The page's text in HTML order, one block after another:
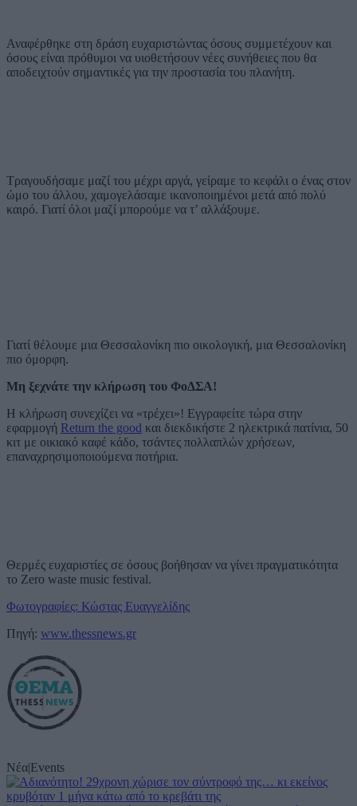
Αναφέρθηκε στη δράση ευχαριστώντας όσους συμμετέχουν και
όσους είναι πρόθυμοι να υιοθετήσουν νέες συνήθειες που θα
αποδειχτούν σημαντικές για την προστασία του πλανήτη.
Τραγουδήσαμε μαζί του μέχρι αργά, γείραμε το κεφάλι ο ένας στον
ώμο του άλλου, χαμογελάσαμε ικανοποιημένοι μετά από πολύ
καιρό. Γιατί όλοι μαζί μπορούμε να τ’ αλλάξουμε.
Γιατί θέλουμε μια Θεσσαλονίκη πιο οικολογική, μια Θεσσαλονίκη
πιο όμορφη.
Μη ξεχνάτε την κλήρωση του ΦοΔΣΑ!
Η κλήρωση συνεχίζει να «τρέχει»! Εγγραφείτε τώρα στην
εφαρμογή Return the good και διεκδικήστε 2 ηλεκτρικά πατίνια, 50
κιτ με οικιακό καφέ κάδο, τσάντες πολλαπλών χρήσεων,
επαναχρησιμοποιούμενα ποτήρια.
Θερμές ευχαριστίες σε όσους βοήθησαν να γίνει πραγματικότητα
το Zero waste music festival.
Φωτογραφίες: Κώστας Ευαγγελίδης
Πηγή: www.thessnews.gr
Νέα|Events